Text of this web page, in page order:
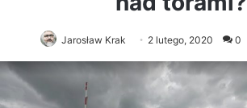
Jarosław Krak 2 lutego, 2020 0